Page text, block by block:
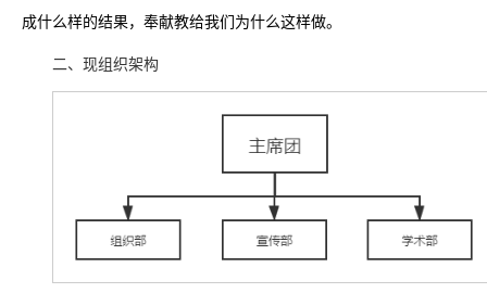
成什么样的结果，奉献教给我们为什么这样做。
二、现组织架构